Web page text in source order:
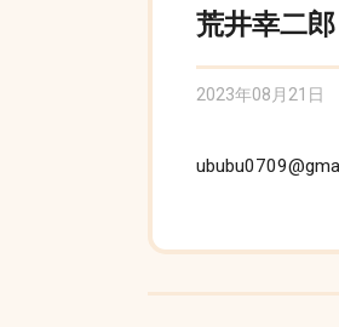
荒井幸二郎
2023年08月21日